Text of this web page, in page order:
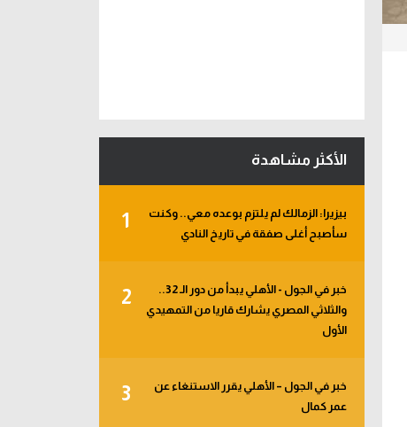
الأكثر مشاهدة
1
بيزيرا: الزمالك لم يلتزم بوعده معي.. وكنت
سأصبح أغلى صفقة في تاريخ النادي
2
خبر في الجول - الأهلي يبدأ من دور الـ 32..
والثلاثي المصري يشارك قاريا من التمهيدي
الأول
3
خبر في الجول – الأهلي يقرر الاستنغاء عن
عمر كمال